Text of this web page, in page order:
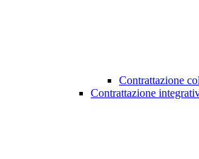
Contrattazione
Contrattazione